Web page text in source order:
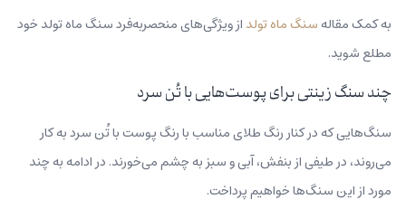
به کمک مقاله سنگ ماه تولد از ویژگی‌های منحصربه‌فرد سنگ ماه تولد خود
مطلع شوید.
چند سنگ زینتی برای پوست‌هایی با تُن سرد
سنگ‌هایی که در کنار رنگ طلای مناسب با رنگ پوست با تُن سرد به کار
می‌روند، در طیفی از بنفش، آبی و سبز به چشم می‌خورند. در ادامه به چند
مورد از این سنگ‌ها خواهیم پرداخت.